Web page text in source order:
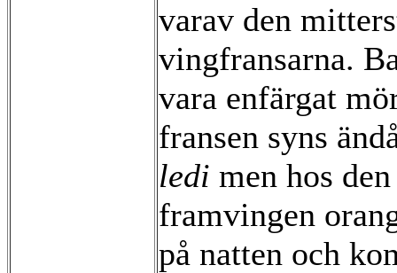
varav den
vingfransarna.
vara enfärgat
fransen syns
ledi men hos
framvingen
på natten och